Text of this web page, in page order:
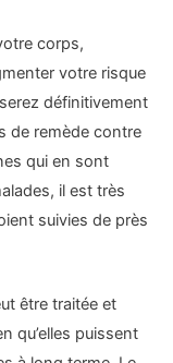
corps,
votre risque
définitivement
de remède contre
qui en sont
il est très
suivies de près
être traitée et
qu’elles puissent